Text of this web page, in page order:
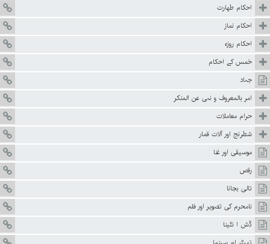
احکام طهارت
احکام نماز
احکام روزہ
خمس کے احکام
جہاد
امر بالمعروف و نہی عن المنکر
حرام معاملات
شطرنج اور آلات قمار
موسیقی اور غنا
رقص
تالی بجانا
نامحرم کی تصویر اور فلم
ڈش ا نٹینا